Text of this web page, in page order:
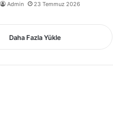
Admin 23 Temmuz 2026
Daha Fazla Yükle